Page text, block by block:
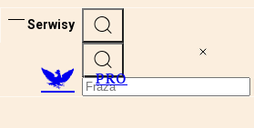
Serwisy
PRO